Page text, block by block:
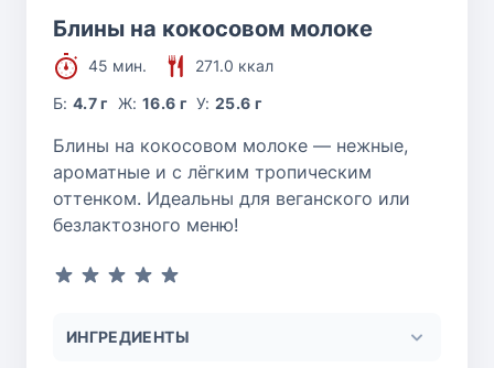
Блины на кокосовом молоке
45 мин.
271.0 ккал
Б:4.7 г Ж: 16.6 г У:25.6 г
Блины на кокосовом молоке — нежные,
ароматные и с лёгким тропическим
оттенком. Идеальны для веганского или
безлактозного меню!
ИНГРЕДИЕНТЫ